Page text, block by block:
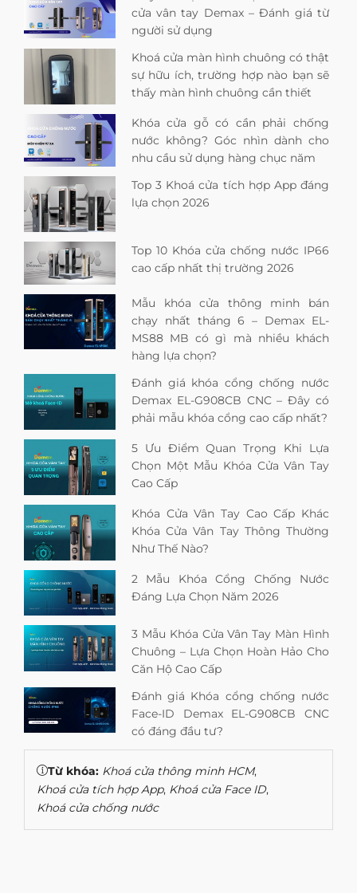
cửa vân tay Demax – Đánh giá từ
người sử dụng
Khoá cửa màn hình chuông có thật
sự hữu ích, trường hợp nào bạn sẽ
thấy màn hình chuông cần thiết
Khóa cửa gỗ có cần phải chống
nước không? Góc nhìn dành cho
nhu cầu sử dụng hàng chục năm
Top 3 Khoá cửa tích hợp App đáng
lựa chọn 2026
Top 10 Khóa cửa chống nước IP66
cao cấp nhất thị trường 2026
Mẫu khóa cửa thông minh bán
chạy nhất tháng 6 – Demax EL-
MS88 MB có gì mà nhiều khách
hàng lựa chọn?
Đánh giá khóa cổng chống nước
Demax EL-G908CB CNC – Đây có
phải mẫu khóa cổng cao cấp nhất?
5 Ưu Điểm Quan Trọng Khi Lựa
Chọn Một Mẫu Khóa Cửa Vân Tay
Cao Cấp
Khóa Cửa Vân Tay Cao Cấp Khác
Khóa Cửa Vân Tay Thông Thường
Như Thế Nào?
2 Mẫu Khóa Cổng Chống Nước
Đáng Lựa Chọn Năm 2026
3 Mẫu Khóa Cửa Vân Tay Màn Hình
Chuông – Lựa Chọn Hoàn Hảo Cho
Căn Hộ Cao Cấp
Đánh giá Khóa cổng chống nước
Face-ID Demax EL-G908CB CNC
có đáng đầu tư?
Từ khóa: Khoá cửa thông minh HCM,
Khoá cửa tích hợp App, Khoá cửa Face ID,
Khoá cửa chống nước